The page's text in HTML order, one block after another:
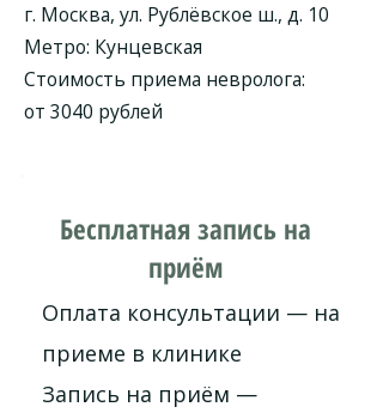
г. Москва, ул. Рублёвское ш., д. 10
Метро: Кунцевская
Стоимость приема невролога:
от 3040 рублей
Бесплатная запись на
приём
Оплата консультации — на
приеме в клинике
Запись на приём —